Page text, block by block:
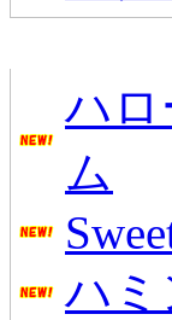
ハロ
ム
ハミ